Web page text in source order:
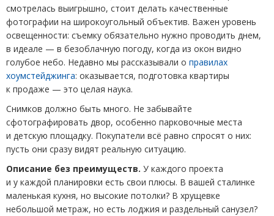
смотрелась выигрышно, стоит делать качественные
фотографии на широкоугольный объектив. Важен уровень
освещенности: съемку обязательно нужно проводить днем,
в идеале — в безоблачную погоду, когда из окон видно
голубое небо. Недавно мы рассказывали о правилах
хоумстейджинга: оказывается, подготовка квартиры
к продаже — это целая наука.
Cнимков должно быть много. Не забывайте
сфотографировать двор, особенно парковочные места
и детскую площадку. Покупатели всё равно спросят о них:
пусть они сразу видят реальную ситуацию.
Описание без преимуществ. У каждого проекта
и у каждой планировки есть свои плюсы. В вашей сталинке
маленькая кухня, но высокие потолки? В хрущевке
небольшой метраж, но есть лоджия и раздельный санузел?